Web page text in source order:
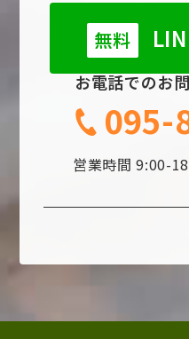
無料
お電話でのお
095-
営業時間 9:00-